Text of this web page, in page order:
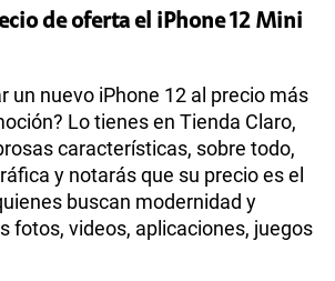
de oferta el iPhone 12 Mini
un nuevo iPhone 12 al precio más
Lo tienes en Tienda Claro,
características, sobre todo,
y notarás que su precio es el
buscan modernidad y
fotos, videos, aplicaciones, juegos